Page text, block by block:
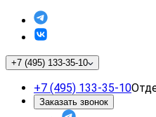
+7 (495) 133-35-10
+7 (495) 133-35-10
Заказать звонок